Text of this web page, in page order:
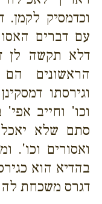
וכדמסיק לקמן.
עם דברים
דלא תקשה לן
הראשונים
וגירסתו
וכו' וחייב
סתם שלא
ואסורים וכו'.
בהדיא הוא
דגרס משכחת לה